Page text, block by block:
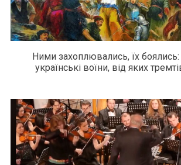
Ними захоплювались, їх боялись:
українські воїни, від яких